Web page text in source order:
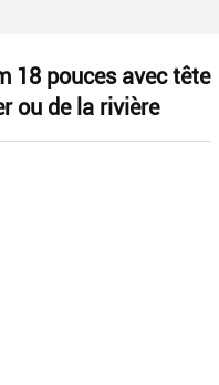
18 pouces avec tête
ou de la rivière